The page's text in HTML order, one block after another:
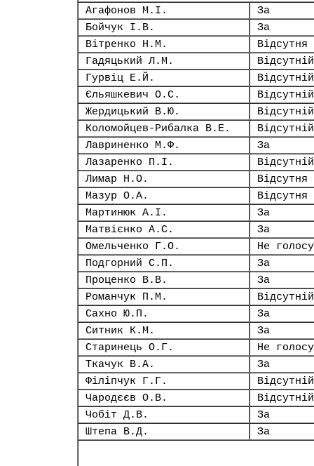
Агафонов М.І.
За
Бойчук І.В.
За
Вітренко Н.М.
Відсутня
Гадяцький Л.М.
Відсутній
Гурвіц Е.Й.
Відсутній
Єльяшкевич О.С.
Відсутній
Жердицький В.Ю.
Відсутній
Коломойцев-Рибалка В.Е.
Відсутній
Лавриненко М.Ф.
За
Лазаренко П.І.
Відсутній
Лимар Н.О.
Відсутня
Мазур О.А.
Відсутня
Мартинюк А.І.
За
Матвієнко А.С.
За
Омельченко Г.О.
Не
Подгорний С.П.
За
Проценко В.В.
За
Романчук П.М.
Відсутній
Сахно Ю.П.
За
Ситник К.М.
За
Старинець О.Г.
Не
Ткачук В.А.
За
Філіпчук Г.Г.
Відсутній
Чародєєв О.В.
Відсутній
Чобіт Д.В.
За
Штепа В.Д.
За